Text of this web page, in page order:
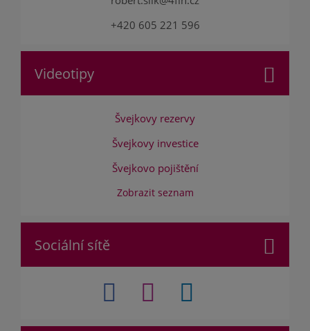
+420 605 221 596
Videotipy
Švejkovy rezervy
Švejkovy investice
Švejkovo pojištění
Zobrazit seznam
Sociální sítě